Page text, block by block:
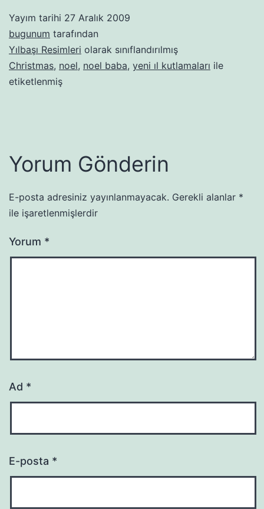
Yayım tarihi 27 Aralık 2009
bugunum tarafından
Yılbaşı Resimleri olarak sınıflandırılmış
Christmas, noel, noel baba, yeni ıl kutlamaları ile
etiketlenmiş
Yorum Gönderin
E-posta adresiniz yayınlanmayacak. Gerekli alanlar *
ile işaretlenmişlerdir
Yorum *
Ad *
E-posta *